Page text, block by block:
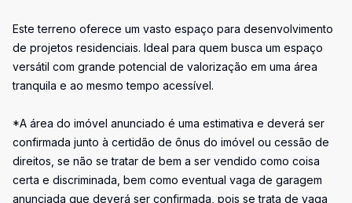
Este terreno oferece um vasto espaço para desenvolvimento
de projetos residenciais. Ideal para quem busca um espaço
versátil com grande potencial de valorização em uma área
tranquila e ao mesmo tempo acessível.
*A área do imóvel anunciado é uma estimativa e deverá ser
confirmada junto à certidão de ônus do imóvel ou cessão de
direitos, se não se tratar de bem a ser vendido como coisa
certa e discriminada, bem como eventual vaga de garagem
anunciada que deverá ser confirmada, pois se trata de vaga